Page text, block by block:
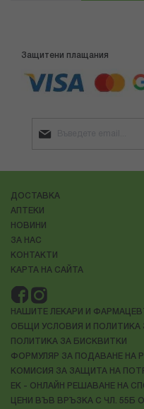
Защитени плащания
ДОСТАВКА
АПТЕКИ
НОВИНИ
ЗА НАС
КОНТАКТИ
КАРТА НА САЙТА
НАШИТЕ ЛЕКАРИ И
ОБЩИ УСЛОВИЯ И ПОЛИТИКА
ПОЛИТИКА ЗА БИСКВИТКИ
ФОРМУЛЯР ЗА ПОДАВАНЕ НА
КОМИСИЯ ЗА ЗАЩИТА НА
ЕК - ОНЛАЙН РЕШАВАНЕ НА
ЦЕНИ ВЪВ ВРЪЗКА С ЧЛ. 55Б